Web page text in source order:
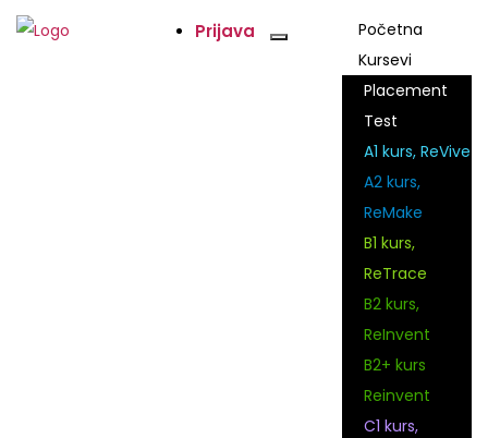
Prijava
Početna
Kursevi
Placement
Test
A1 kurs, ReVive
A2 kurs,
ReMake
B1 kurs,
ReTrace
B2 kurs,
ReInvent
B2+ kurs
Reinvent
C1 kurs,